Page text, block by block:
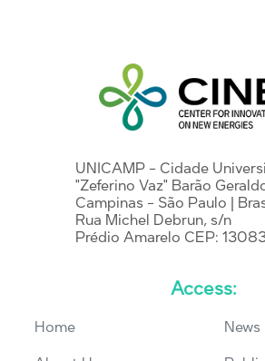
UNICAMP - Cidade
"Zeferino Vaz" Barão
Campinas - São Paulo |
Rua Michel Debrun, s/n
Prédio Amarelo CEP:
Access:
Home News